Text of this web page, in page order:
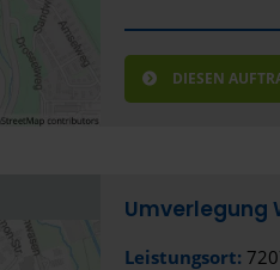
DIESEN
Umverlegung
Leistungsort: